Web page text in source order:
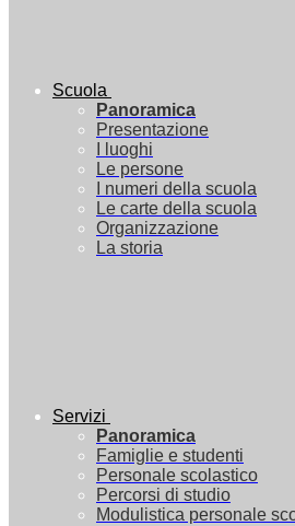
Scuola
Panoramica
Presentazione
I luoghi
Le persone
I numeri della scuola
Le carte della scuola
Organizzazione
La storia
Servizi
Panoramica
Famiglie e studenti
Personale scolastico
Percorsi di studio
Modulistica personale